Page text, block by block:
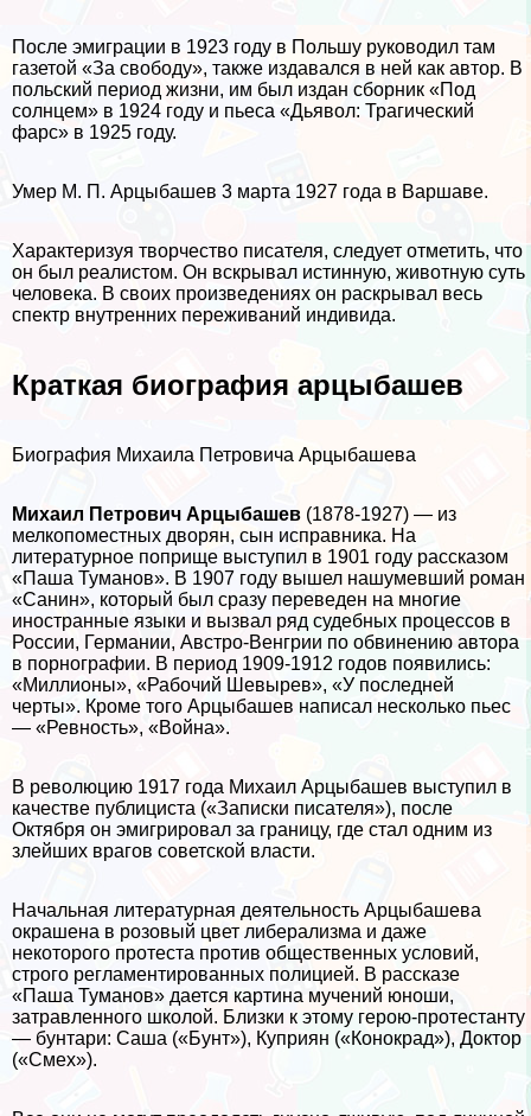
После эмиграции в 1923 году в Польшу руководил там
газетой «За свободу», также издавался в ней как автор. В
польский период жизни, им был издан сборник «Под
солнцем» в 1924 году и пьеса «Дьявол: Трагический
фарс» в 1925 году.
Умер М. П. Арцыбашев 3 марта 1927 года в Варшаве.
Хаpaктеризуя творчество писателя, следует отметить, что
он был реалистом. Он вскрывал истинную, животную суть
человека. В своих произведениях он раскрывал весь
спектр внутренних переживаний индивида.
Краткая биография арцыбашев
Биография Михаила Петровича Арцыбашева
Михаил Петрович Арцыбашев (1878-1927) — из
мелкопоместных дворян, сын исправника. На
литературное поприще выступил в 1901 году рассказом
«Паша Туманов». В 1907 году вышел нашумевший роман
«Санин», который был сразу переведен на многие
иностранные языки и вызвал ряд судебных процессов в
России, Германии, Австро-Венгрии по обвинению автора
в пopнографии. В период 1909-1912 годов появились:
«Миллионы», «Рабочий Шевырев», «У последней
черты». Кроме того Арцыбашев написал несколько пьес
— «Ревность», «Война».
В революцию 1917 года Михаил Арцыбашев выступил в
качестве публициста («Записки писателя»), после
Октября он эмигрировал за границу, где стал одним из
злейших врагов советской власти.
Начальная литературная деятельность Арцыбашева
окрашена в розовый цвет либерализма и даже
некоторого протеста против общественных условий,
строго регламентированных полицией. В рассказе
«Паша Туманов» дается картина мучений юноши,
затравленного школой. Близки к этому герою-протестанту
— бунтари: Саша («Бунт»), Куприян («Конокрад»), Доктор
(«Смех»).